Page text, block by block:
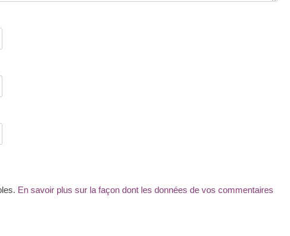
En savoir plus sur la façon dont les données de vos commentaires